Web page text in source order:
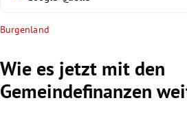
Untermenü
Untermenü
Untermenü
Burgenland
Wie es jetzt mit den
Gemeindefinanzen